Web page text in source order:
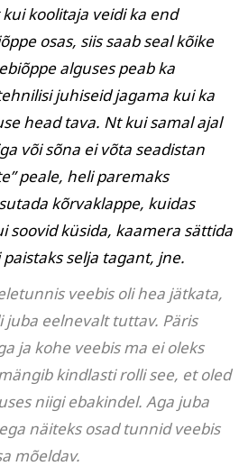
koolitaja veidi ka end
osas, siis saab seal kõike
alguses peab ka
juhiseid jagama kui ka
head tava. Nt kui samal ajal
või sõna ei võta seadistan
” peale, heli paremaks
kõrvaklappe, kuidas
soovid küsida, kaamera sättida
selja tagant, jne.
veebis oli hea jätkata,
juba eelnevalt tuttav. Päris
ja kohe veebis ma ei oleks
kindlasti rolli see, et oled
niigi ebakindel. Aga juba
näiteks osad tunnid veebis
mõeldav.